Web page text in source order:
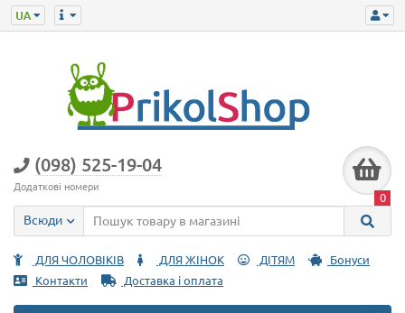
(098) 525-19-04
Додаткові номери
0
Всюди
ДЛЯ ЧОЛОВІКІВ ДЛЯ ЖІНОК ДІТЯМ
Бонуси
Контакти
Доставка і оплата